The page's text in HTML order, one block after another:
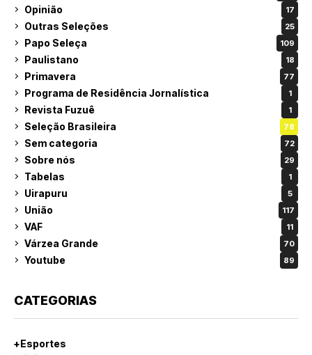
Opinião 17
Outras Seleções 25
Papo Seleça 109
Paulistano 18
Primavera 77
Programa de Residência Jornalística 1
Revista Fuzuê 1
Seleção Brasileira 78
Sem categoria 72
Sobre nós 29
Tabelas 1
Uirapuru 5
União 117
VAF 11
Várzea Grande 70
Youtube 89
CATEGORIAS
+Esportes